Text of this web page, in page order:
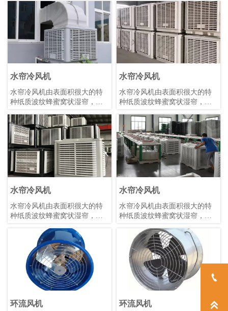
机壳及电器元件等组成。
机壳及电器元件等组成。
水帘冷风机
水帘冷风机由表面积很大的特
种纸质波纹蜂蜜窝状湿帘，水
机壳及电器元件等组成。
水帘冷风机
水帘冷风机由表面积很大的特
种纸质波纹蜂蜜窝状湿帘，水
机壳及电器元件等组成。
水帘冷风机
水帘冷风机由表面积很大的特
种纸质波纹蜂蜜窝状湿帘，水
机壳及电器元件等组成。
水帘冷风机
水帘冷风机由表面积很大的特
种纸质波纹蜂蜜窝状湿帘，水
机壳及电器元件等组成。工作
原理：当风机运行时家用冷风
机腔内产生负压、使机外空气
通过吸水性很强的湿帘进入腔
内，湿帘上的水在绝热状态下
蒸发，带走大量潜热，净化、
冷却增氧的冷气被风机送入车
间，通过不断对流，从而使厂
环流风机 环流风机

